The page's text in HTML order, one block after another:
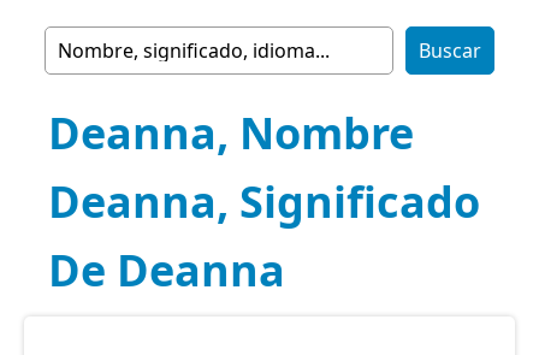
Deanna, Nombre
Deanna, Significado
De Deanna